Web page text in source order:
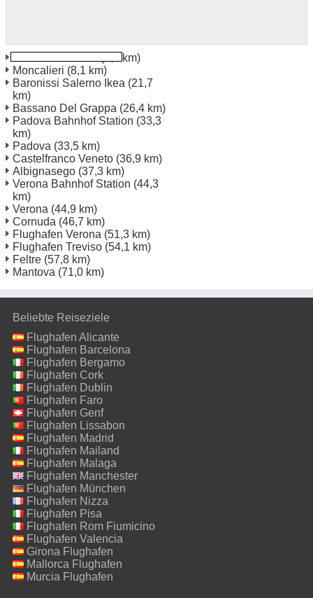
(3,7 km)
Moncalieri (8,1 km)
Baronissi Salerno Ikea (21,7
km)
Bassano Del Grappa (26,4 km)
Padova Bahnhof Station (33,3
km)
Padova (33,5 km)
Castelfranco Veneto (36,9 km)
Albignasego (37,3 km)
Verona Bahnhof Station (44,3
km)
Verona (44,9 km)
Cornuda (46,7 km)
Flughafen Verona (51,3 km)
Flughafen Treviso (54,1 km)
Feltre (57,8 km)
Mantova (71,0 km)
Beliebte Reiseziele
Flughafen Alicante
Flughafen Barcelona
Flughafen Bergamo
Flughafen Cork
Flughafen Dublin
Flughafen Faro
Flughafen Genf
Flughafen Lissabon
Flughafen Madrid
Flughafen Mailand
Malpensa
Flughafen Malaga
Flughafen Manchester
Flughafen München
Flughafen Nizza
Flughafen Pisa
Flughafen Rom Fiumicino
Flughafen Valencia
Girona Flughafen
Mallorca Flughafen
Murcia Flughafen